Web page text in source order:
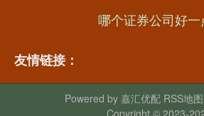
哪个证券公司好一
友情链接：
Powered by 嘉汇优配 RSS地图